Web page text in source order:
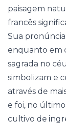
paisagem
francês
Sua pronúncia
enquanto em
sagrada no
simbolizam e
através de
e foi, no
cultivo de